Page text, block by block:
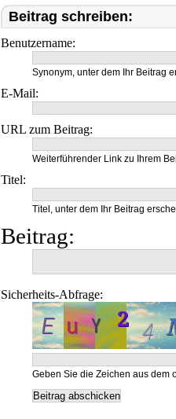
Beitrag schreiben:
Benutzername:
Synonym, unter dem Ihr Beitrag
E-Mail:
URL zum Beitrag:
Weiterführender Link zu Ihrem
Titel:
Titel, unter dem Ihr Beitrag
Beitrag:
Sicherheits-Abfrage:
Geben Sie die Zeichen aus dem